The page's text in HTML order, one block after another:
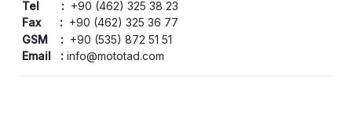
Tel : +90 (462) 325 38 23
Fax : +90 (462) 325 36 77
GSM : +90 (535) 872 51 51
Email : info@mototad.com